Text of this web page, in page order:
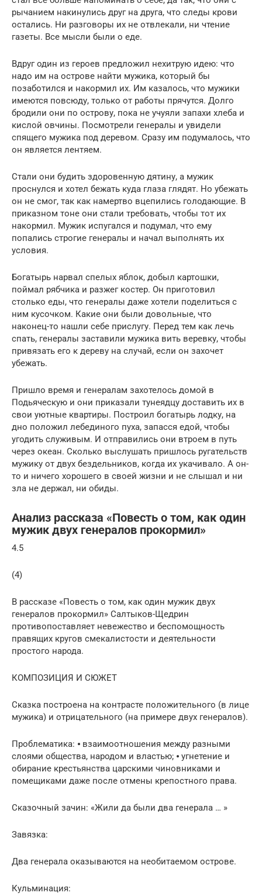
рычанием накинулись друг на друга, что следы крови
остались. Ни разговоры их не отвлекали, ни чтение
газеты. Все мысли были о еде.
Вдруг один из героев предложил нехитрую идею: что
надо им на острове найти мужика, который бы
позаботился и накормил их. Им казалось, что мужики
имеются повсюду, только от работы прячутся. Долго
бродили они по острову, пока не учуяли запахи хлеба и
кислой овчины. Посмотрели генералы и увидели
спящего мужика под деревом. Сразу им подумалось, что
он является лентяем.
Стали они будить здоровенную дятину, а мужик
проснулся и хотел бежать куда глаза глядят. Но убежать
он не смог, так как намертво вцепились голодающие. В
приказном тоне они стали требовать, чтобы тот их
накормил. Мужик испугался и подумал, что ему
попались строгие генералы и начал выполнять их
условия.
Богатырь нарвал спелых яблок, добыл картошки,
поймал рябчика и разжег костер. Он приготовил
столько еды, что генералы даже хотели поделиться с
ним кусочком. Какие они были довольные, что
наконец-то нашли себе прислугу. Перед тем как лечь
спать, генералы заставили мужика вить веревку, чтобы
привязать его к дереву на случай, если он захочет
убежать.
Пришло время и генералам захотелось домой в
Подьяческую и они приказали тунеядцу доставить их в
свои уютные квартиры. Построил богатырь лодку, на
дно положил лебединого пуха, запасся едой, чтобы
угодить служивым. И отправились они втроем в путь
через океан. Сколько выслушать пришлось ругательств
мужику от двух бездельников, когда их укачивало. А он-
то и ничего хорошего в своей жизни и не слышал и ни
зла не держал, ни обиды.
Анализ рассказа «Повесть о том, как один
мужик двух генералов прокормил»
4.5
(4)
В рассказе «Повесть о том, как один мужик двух
генералов прокормил» Салтыков-Щедрин
противопоставляет невежество и беспомощность
правящих кругов смекалистости и деятельности
простого народа.
КОМПОЗИЦИЯ И СЮЖЕТ
Сказка построена на контрасте положительного (в лице
мужика) и отрицательного (на примере двух генералов).
Проблематика: ⦁ взаимоотношения между разными
слоями общества, народом и властью; ⦁ угнетение и
обирание крестьянства царскими чиновниками и
помещиками даже после отмены крепостного права.
Сказочный зачин: «Жили да были два генерала … »
Завязка:
Два генерала оказываются на необитаемом острове.
Кульминация: